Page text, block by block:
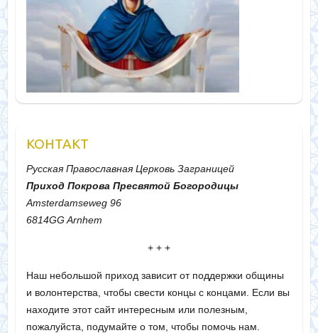
КОНТАКТ
Русская Православная Церковь Заграницей
Приход Покрова Пресвятой Богородицы
Amsterdamseweg 96
6814GG Arnhem
+ + +
Наш небольшой приход зависит от поддержки общины
и волонтерства, чтобы свести концы с концами. Если вы
находите этот сайт интересным или полезным,
пожалуйста, подумайте о том, чтобы помочь нам.